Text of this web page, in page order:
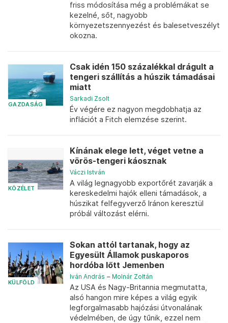
friss módosítása még a problémákat se
kezelné, sőt, nagyobb
környezetszennyezést és balesetveszélyt
okozna.
GAZDASÁG
Csak idén 150 százalékkal drágult a
tengeri szállítás a húszik támadásai
miatt
Sarkadi Zsolt
Év végére ez nagyon megdobhatja az
inflációt a Fitch elemzése szerint.
KÖZÉLET
Kínának elege lett, véget vetne a
vörös-tengeri káosznak
Váczi István
A világ legnagyobb exportőrét zavarják a
kereskedelmi hajók elleni támadások, a
húszikat felfegyverző Iránon keresztül
próbál változást elérni.
KÜLFÖLD
Sokan attól tartanak, hogy az
Egyesült Államok puskaporos
hordóba lőtt Jemenben
Iván András – Molnár Zoltán
Az USA és Nagy-Britannia megmutatta,
alsó hangon mire képes a világ egyik
legforgalmasabb hajózási útvonalának
védelmében, de úgy tűnik, ezzel nem